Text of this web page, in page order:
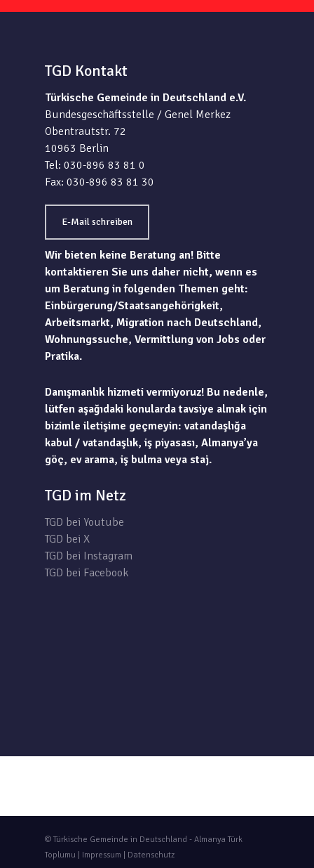
TGD Kontakt
Türkische Gemeinde in Deutschland e.V.
Bundesgeschäftsstelle / Genel Merkez
Obentrautstr. 72
10963 Berlin
Tel: 030-896 83 81 0
Fax: 030-896 83 81 30
E-Mail schreiben
Wir bieten keine Beratung an! Bitte
kontaktieren Sie uns daher nicht, wenn es
um Beratung in folgenden Themen geht:
Einbürgerung/Staatsangehörigkeit,
Arbeitsmarkt, Migration nach Deutschland,
Wohnungssuche, Vermittlung von Jobs oder
Pratika.
Danışmanlık hizmeti vermiyoruz! Bu nedenle,
lütfen aşağıdaki konularda tavsiye almak için
bizimle iletişime geçmeyin: vatandaşlığa
kabul / vatandaşlık, iş piyasası, Almanya’ya
göç, ev arama, iş bulma veya staj.
TGD im Netz
TGD bei Youtube
TGD bei X
TGD bei Instagram
TGD bei Facebook
© Türkische Gemeinde in Deutschland - Almanya Türk
Toplumu | Impressum Datenschutz